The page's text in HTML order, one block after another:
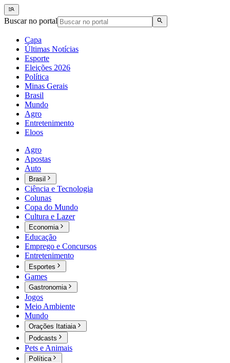
Buscar no portal
Capa
Últimas Notícias
Esporte
Eleições 2026
Política
Minas Gerais
Brasil
Mundo
Agro
Entretenimento
Eloos
Agro
Apostas
Auto
Brasil
Ciência e Tecnologia
Colunas
Copa do Mundo
Cultura e Lazer
Economia
Educação
Emprego e Concursos
Entretenimento
Esportes
Games
Gastronomia
Jogos
Meio Ambiente
Mundo
Orações Itatiaia
Podcasts
Pets e Animais
Política